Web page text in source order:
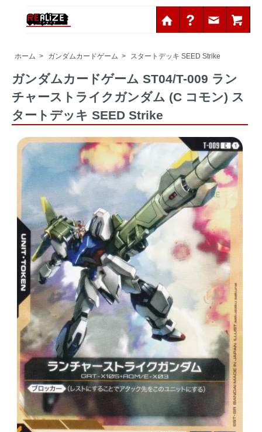
ホーム > ガンダムカードゲーム > スタートデッキ SEED Strike
ガンダムカードゲーム ST04/T-009 ラン
チャーストライクガンダム (C コモン) ス
タートデッキ SEED Strike